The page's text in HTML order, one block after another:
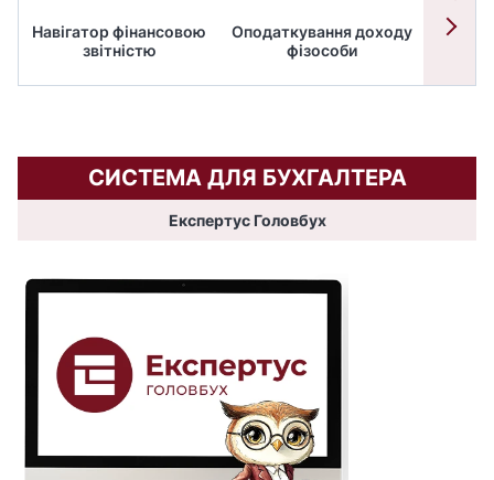
Навігатор фінансовою
звітністю
Оподаткування доходу
фізособи
СИСТЕМА ДЛЯ БУХГАЛТЕРА
Експертус Головбух